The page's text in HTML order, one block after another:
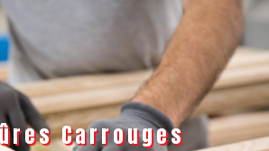
cookies
Carrouges